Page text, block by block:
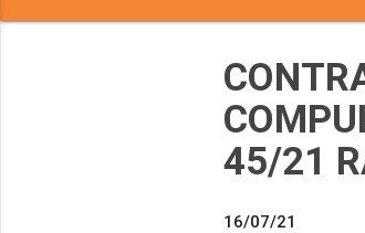
45/21
16/07/21